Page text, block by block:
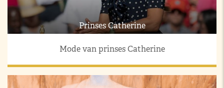
Prinses Catherine
Mode van prinses Catherine